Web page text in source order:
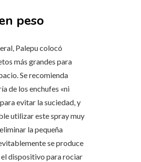
peso
Palepu colocó
más grandes para
Se recomienda
de los enchufes «ni
evitar la suciedad, y
utilizar este spray muy
la pequeña
se produce
dispositivo para rociar